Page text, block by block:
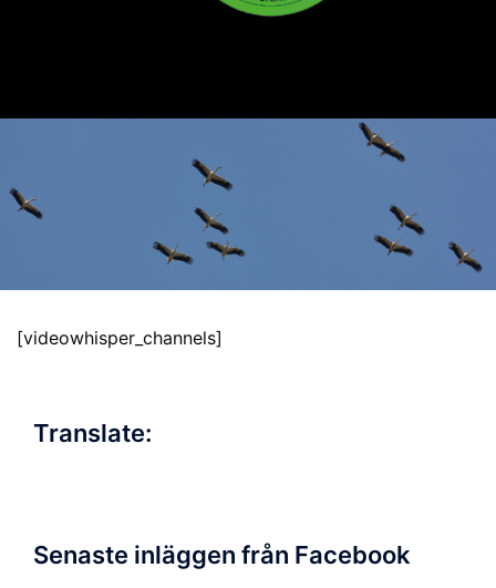
[videowhisper_channels]
Translate:
Senaste inläggen från Facebook